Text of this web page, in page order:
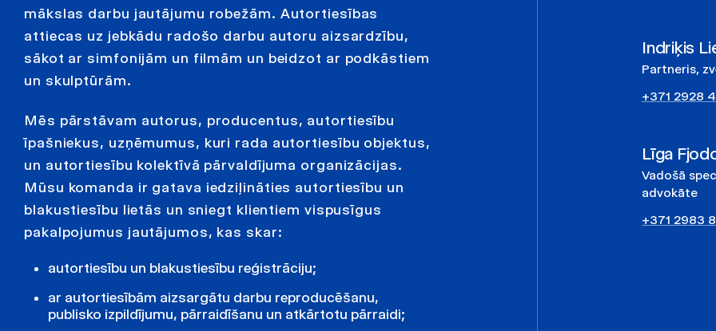
mākslas darbu jautājumu robežām. Autortiesības
attiecas uz jebkādu radošo darbu autoru aizsardzību,
sākot ar simfonijām un filmām un beidzot ar podkāstiem
un skulptūrām.
Mēs pārstāvam autorus, producentus, autortiesību
īpašniekus, uzņēmumus, kuri rada autortiesību objektus,
un autortiesību kolektīvā pārvaldījuma organizācijas.
Mūsu komanda ir gatava iedziļināties autortiesību un
blakustiesību lietās un sniegt klientiem vispusīgus
pakalpojumus jautājumos, kas skar:
autortiesību un blakustiesību reģistrāciju;
ar autortiesībām aizsargātu darbu reproducēšanu,
publisko izpildījumu, pārraidīšanu un atkārtotu pārraidi;
Indriķis
Partneris,
+371 2928
Līga
Vadošā
advokāte
+371 2983